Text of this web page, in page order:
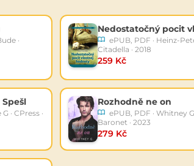
·
ePUB, PDF · Heinz-
Citadella · 2018
259 Kč
· CPress ·
Rozhodně ne on
ePUB, PDF · Whitney
Baronet · 2023
279 Kč